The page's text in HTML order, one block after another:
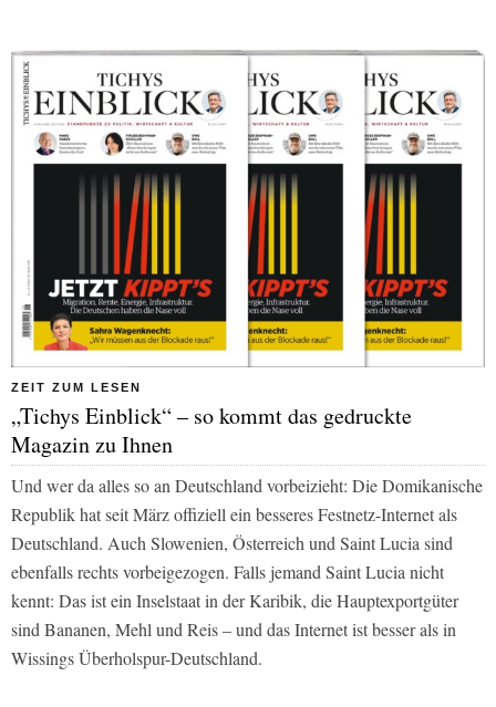
ZEIT ZUM LESEN
„Tichys Einblick“ – so kommt das gedruckte
Magazin zu Ihnen
Und wer da alles so an Deutschland vorbeizieht: Die Domikanische
Republik hat seit März offiziell ein besseres Festnetz-Internet als
Deutschland. Auch Slowenien, Österreich und Saint Lucia sind
ebenfalls rechts vorbeigezogen. Falls jemand Saint Lucia nicht
kennt: Das ist ein Inselstaat in der Karibik, die Hauptexportgüter
sind Bananen, Mehl und Reis – und das Internet ist besser als in
Wissings Überholspur-Deutschland.